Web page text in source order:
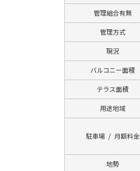
管理組合有無
管理方式
現況
バルコニー面積
テラス面積
用途地域
駐車場 / 月額料金
地勢